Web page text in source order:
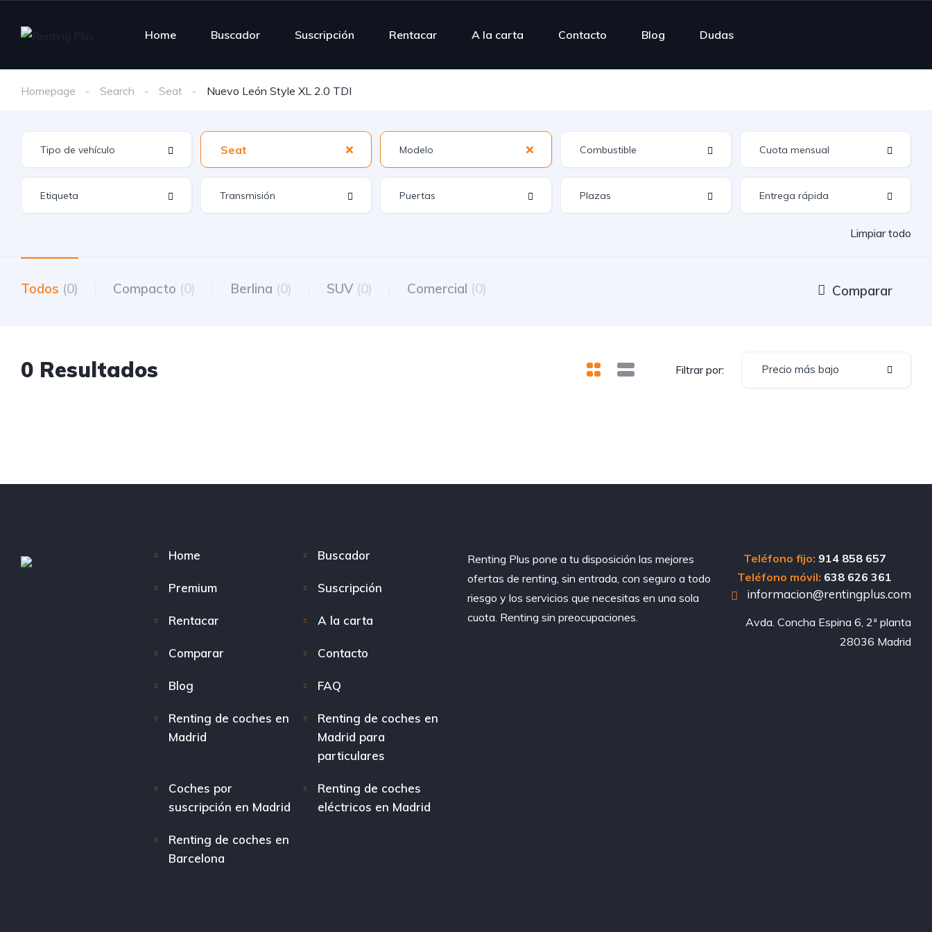
Home Buscador Suscripción Rentacar A la carta Contacto Blog Dudas
Homepage Search Seat Nuevo León Style XL 2.0 TDI
Seat
Limpiar todo
Todos (0) Compacto (0) Berlina (0) SUV (0) Comercial (0) Comparar
0 Resultados Filtrar por: Precio más bajo
Home Buscador
Premium Suscripción
Rentacar A la carta
Comparar Contacto
Blog FAQ
Renting de coches en
Madrid
Renting de coches en
Madrid para
particulares
Coches por
suscripción en Madrid
Renting de coches
eléctricos en Madrid
Renting de coches en
Barcelona
Renting Plus pone a tu disposición las mejores
ofertas de renting, sin entrada, con seguro a todo
riesgo y los servicios que necesitas en una sola
cuota. Renting sin preocupaciones.
Teléfono fijo: 914 858 657
Teléfono móvil: 638 626 361
informacion@rentingplus.com
Avda. Concha Espina 6, 2ª planta
28036 Madrid